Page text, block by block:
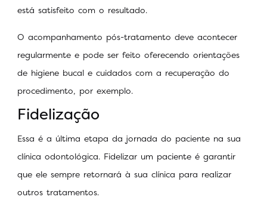
está satisfeito com o resultado.
O acompanhamento pós-tratamento deve acontecer
regularmente e pode ser feito oferecendo orientações
de higiene bucal e cuidados com a recuperação do
procedimento, por exemplo.
Fidelização
Essa é a última etapa da jornada do paciente na sua
clínica odontológica. Fidelizar um paciente é garantir
que ele sempre retornará à sua clínica para realizar
outros tratamentos.